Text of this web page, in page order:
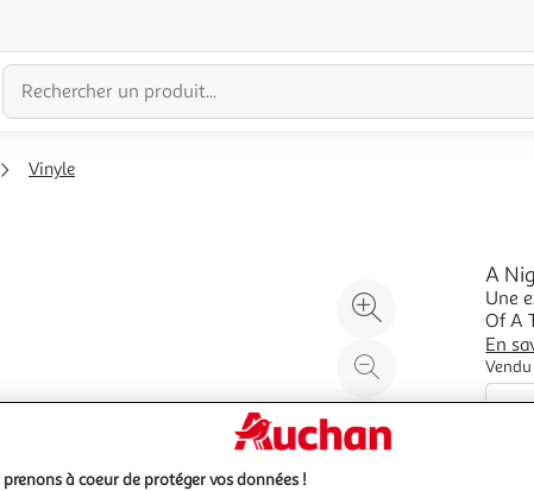
Vinyle
Agrandir
l'illustration
200%
l'illustration
à
100
Partager
le
A
Une
Of A
En
prenons à coeur de protéger vos données !